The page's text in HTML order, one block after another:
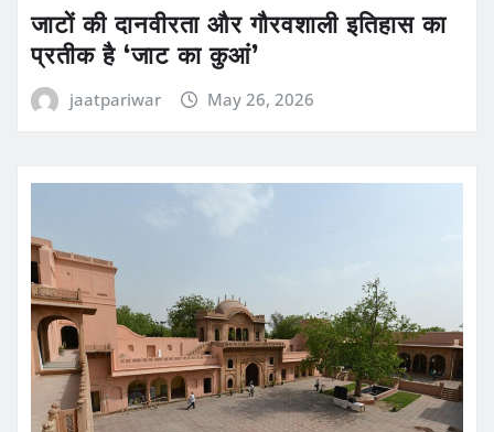
जाटों की दानवीरता और गौरवशाली इतिहास का
प्रतीक है ‘जाट का कुआं’
jaatpariwar May 26, 2026